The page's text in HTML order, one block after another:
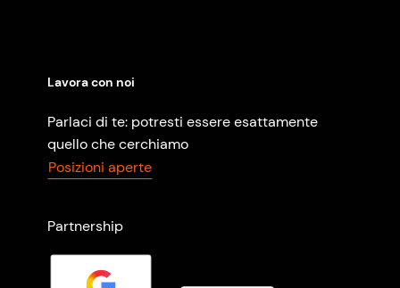
Lavora con noi
Parlaci di te: potresti essere esattamente
quello che cerchiamo
Posizioni aperte
Partnership